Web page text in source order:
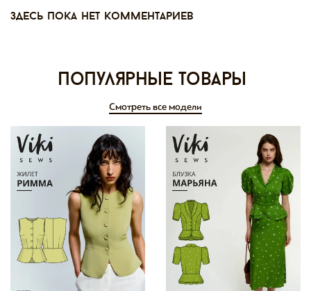
Здесь пока нет комментариев
Популярные товары
Смотреть все модели